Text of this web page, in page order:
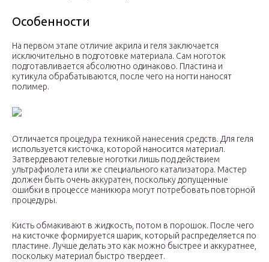
Особенности
На первом этапе отличие акрила и геля заключается
исключительно в подготовке материала. Сам ноготок
подготавливается абсолютно одинаково. Пластина и
кутикула обрабатываются, после чего на ногти наносят
полимер.
Отличается процедура техникой нанесения средств. Для геля
используется кисточка, которой наносится материал.
Затвердевают гелевые ноготки лишь под действием
ультрафиолета или же специального катализатора. Мастер
должен быть очень аккуратен, поскольку допущенные
ошибки в процессе маникюра могут потребовать повторной
процедуры.
Кисть обмакивают в жидкость, потом в порошок. После чего
на кисточке формируется шарик, который распределяется по
пластине. Лучше делать это как можно быстрее и аккуратнее,
поскольку материал быстро твердеет.